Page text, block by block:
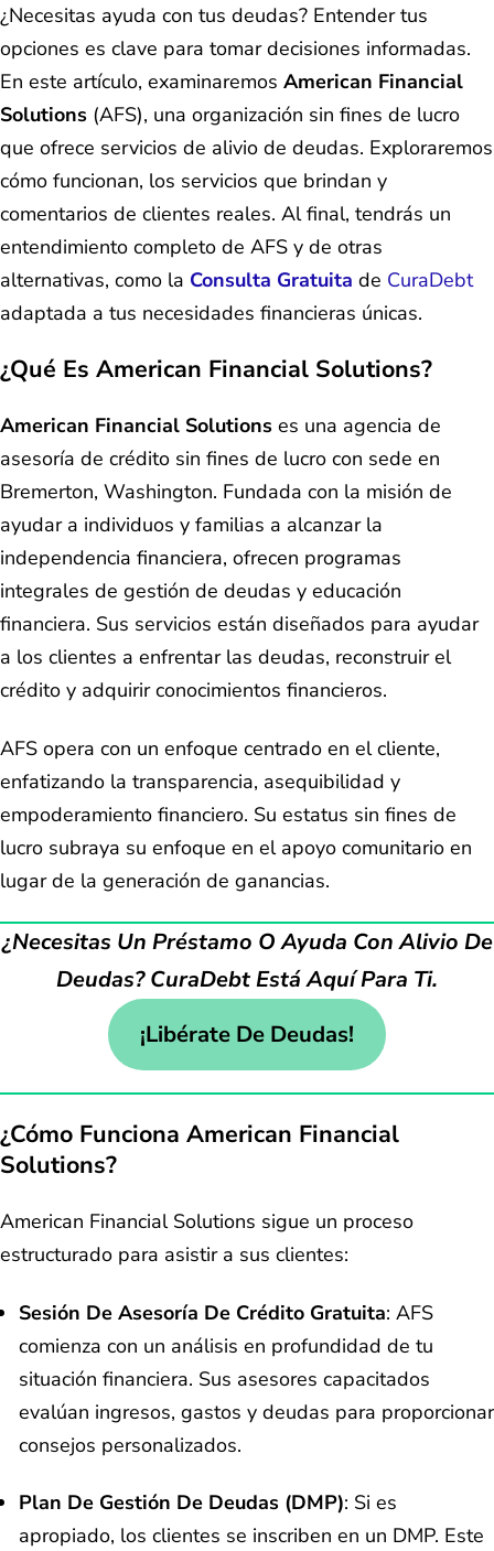
¿Necesitas ayuda con tus deudas? Entender tus
opciones es clave para tomar decisiones informadas.
En este artículo, examinaremos American Financial
Solutions (AFS), una organización sin fines de lucro
que ofrece servicios de alivio de deudas. Exploraremos
cómo funcionan, los servicios que brindan y
comentarios de clientes reales. Al final, tendrás un
entendimiento completo de AFS y de otras
alternativas, como la Consulta Gratuita de CuraDebt
adaptada a tus necesidades financieras únicas.
¿Qué Es American Financial Solutions?
American Financial Solutions es una agencia de
asesoría de crédito sin fines de lucro con sede en
Bremerton, Washington. Fundada con la misión de
ayudar a individuos y familias a alcanzar la
independencia financiera, ofrecen programas
integrales de gestión de deudas y educación
financiera. Sus servicios están diseñados para ayudar
a los clientes a enfrentar las deudas, reconstruir el
crédito y adquirir conocimientos financieros.
AFS opera con un enfoque centrado en el cliente,
enfatizando la transparencia, asequibilidad y
empoderamiento financiero. Su estatus sin fines de
lucro subraya su enfoque en el apoyo comunitario en
lugar de la generación de ganancias.
¿Necesitas Un Préstamo O Ayuda Con Alivio De
Deudas? CuraDebt Está Aquí Para Ti.
¡Libérate De Deudas!
¿Cómo Funciona American Financial
Solutions?
American Financial Solutions sigue un proceso
estructurado para asistir a sus clientes:
Sesión De Asesoría De Crédito Gratuita: AFS
comienza con un análisis en profundidad de tu
situación financiera. Sus asesores capacitados
evalúan ingresos, gastos y deudas para proporcionar
consejos personalizados.
Plan De Gestión De Deudas (DMP): Si es
apropiado, los clientes se inscriben en un DMP. Este